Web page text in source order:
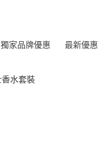
獨家品牌優惠 最新優惠
香水套裝